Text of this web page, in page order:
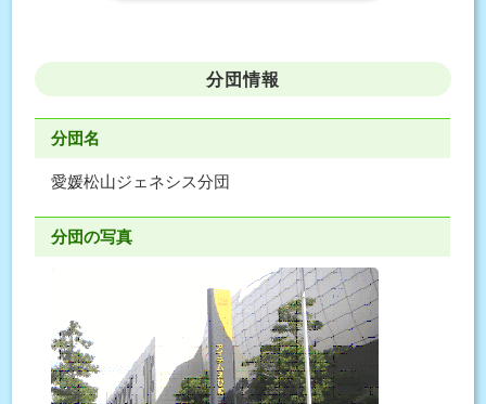
分団情報
分団名
愛媛松山ジェネシス分団
分団の写真